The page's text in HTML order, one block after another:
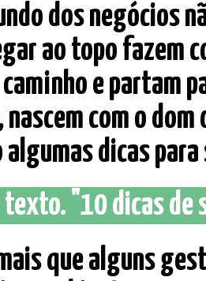
dos negócios
ao topo fazem
e partam
com o
algumas dicas
texto. "10 dicas de
que alguns